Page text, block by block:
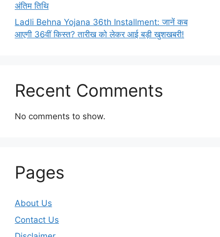
अंतिम तिथि
Ladli Behna Yojana 36th Installment: जानें कब
आएगी 36वीं किस्त? तारीख को लेकर आई बड़ी खुशखबरी!
Recent Comments
No comments to show.
Pages
About Us
Contact Us